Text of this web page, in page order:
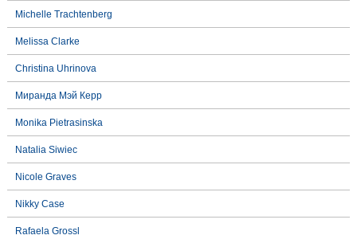
Michelle Trachtenberg
Melissa Clarke
Christina Uhrinova
Миранда Мэй Керр
Monika Pietrasinska
Natalia Siwiec
Nicole Graves
Nikky Case
Rafaela Grossl